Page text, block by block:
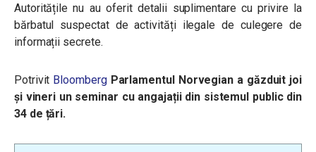
Autoritățile nu au oferit detalii suplimentare cu privire la
bărbatul suspectat de activități ilegale de culegere de
informații secrete.
Potrivit Bloomberg Parlamentul Norvegian a găzduit joi
și vineri un seminar cu angajații din sistemul public din
34 de țări.